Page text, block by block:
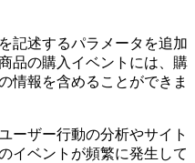
記述するパラメータを追加
品の購入イベントには、購
情報を含めることができま
ーザー行動の分析やサイト
イベントが頻繁に発生して